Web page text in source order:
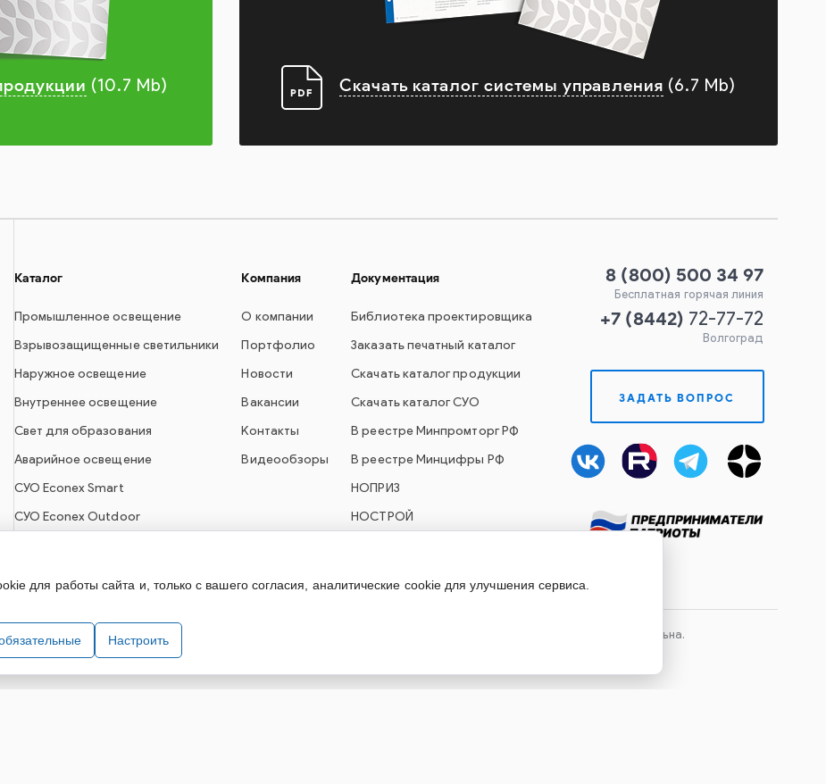
(10.7 Mb) Скачать каталог системы управления (6.7 Mb)
Каталог
Промышленное освещение
Взрывозащищенные светильники
Наружное освещение
Внутреннее освещение
Свет для образования
Аварийное освещение
СУО Econex Smart
СУО Econex Outdoor
Компания
О компании
Портфолио
Новости
Вакансии
Контакты
Видеообзоры
Документация
Библиотека проектировщика
Заказать печатный каталог
Скачать каталог продукции
Скачать каталог СУО
В реестре Минпромторг РФ
В реестре Минцифры РФ
НОПРИЗ
НОСТРОЙ
8 (800) 500 34 97
Бесплатная горячая линия
+7 (8442) 72-77-72
Волгоград
ЗАДАТЬ ВОПРОС
оборудования. При использовании информации и материалов сайта, ссылка на источник обязательна.
для работы сайта и, только с вашего согласия, аналитические cookie для улучшения сервиса.
Настроить